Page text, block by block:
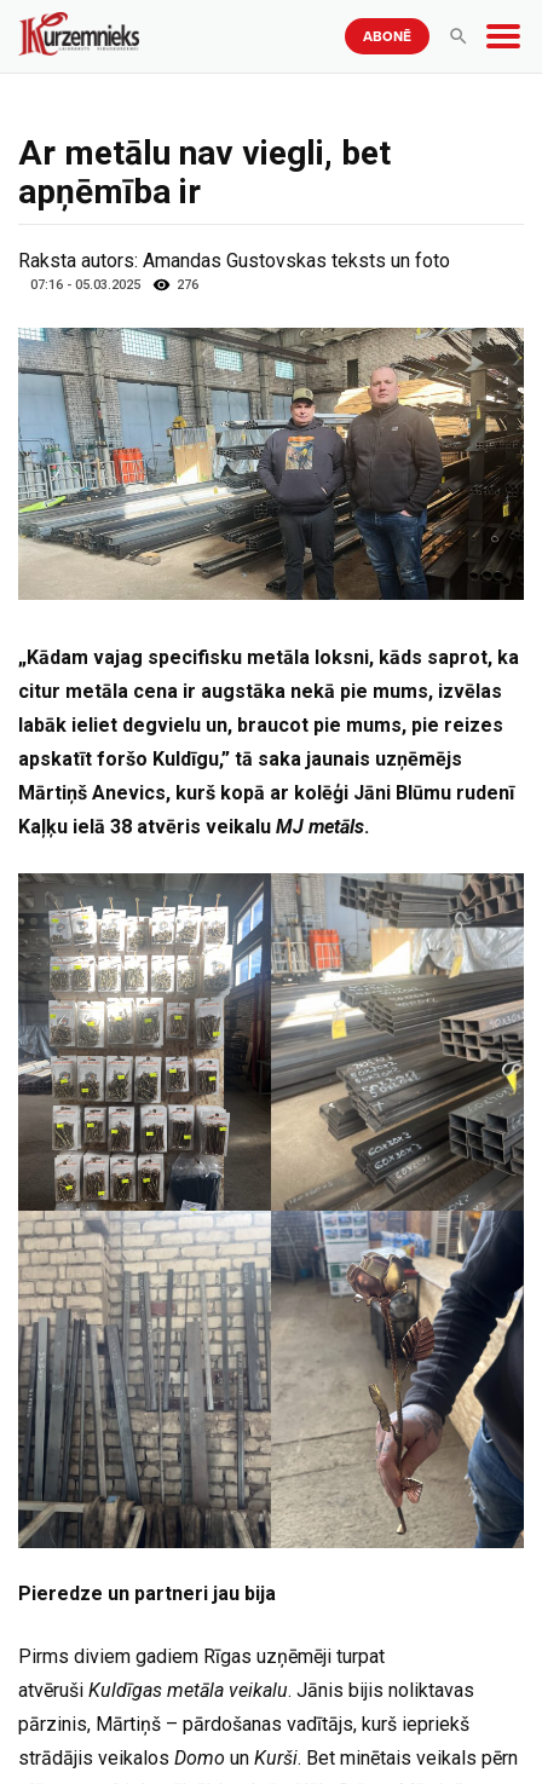
ABONĒ
Ar metālu nav viegli, bet
apņēmība ir
Raksta autors: Amandas Gustovskas teksts un foto
07:16 - 05.03.2025 276
„Kādam vajag specifisku metāla loksni, kāds saprot, ka
citur metāla cena ir augstāka nekā pie mums, izvēlas
labāk ieliet degvielu un, braucot pie mums, pie reizes
apskatīt foršo Kuldīgu,” tā saka jaunais uzņēmējs
Mārtiņš Anevics, kurš kopā ar kolēģi Jāni Blūmu rudenī
Kaļķu ielā 38 atvēris veikalu MJ metāls.
Pieredze un partneri jau bija
Pirms diviem gadiem Rīgas uzņēmēji turpat
atvēruši Kuldīgas metāla veikalu. Jānis bijis noliktavas
pārzinis, Mārtiņš – pārdošanas vadītājs, kurš iepriekš
strādājis veikalos Domo un Kurši. Bet minētais veikals pērn